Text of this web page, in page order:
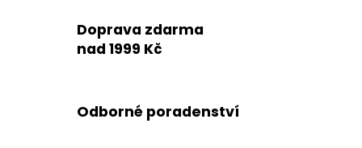
c
í
k
n
í
Doprava zdarma
nad 1999 Kč
Odborné poradenství